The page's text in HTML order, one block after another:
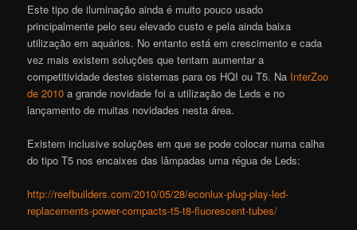
Este tipo de iluminação ainda é muito pouco usado
principalmente pelo seu elevado custo e pela ainda baixa
utilização em aquários. No entanto está em crescimento e cada
vez mais existem soluções que tentam aumentar a
competitividade destes sistemas para os HQI ou T5. Na InterZoo
de 2010 a grande novidade foi a utilização de Leds e no
lançamento de muitas novidades nesta área.
Existem inclusive soluções em que se pode colocar numa calha
do tipo T5 nos encaixes das lâmpadas uma régua de Leds:
http://reefbuilders.com/2010/05/28/econlux-plug-play-led-
replacements-power-compacts-t5-t8-fluorescent-tubes/